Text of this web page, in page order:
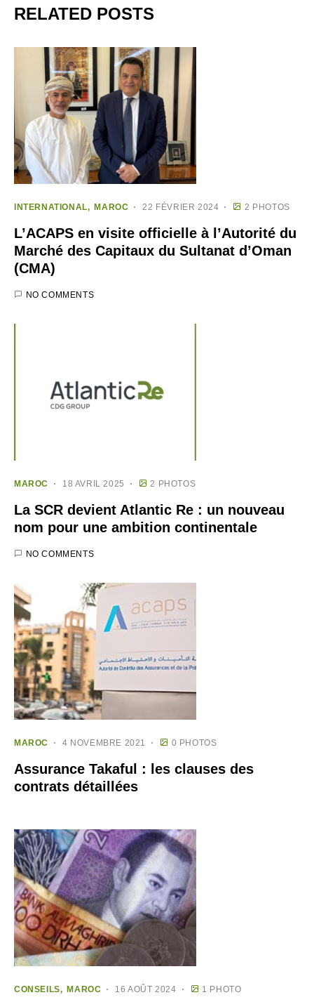
RELATED POSTS
INTERNATIONAL MAROC 22 FÉVRIER 2024 2 PHOTOS
L’ACAPS en visite officielle à l’Autorité du
Marché des Capitaux du Sultanat d’Oman
(CMA)
NO COMMENTS
MAROC 18 AVRIL 2025 2 PHOTOS
​La SCR devient Atlantic Re : un nouveau
nom pour une ambition continentale​
NO COMMENTS
MAROC 4 NOVEMBRE 2021 0 PHOTOS
Assurance Takaful : les clauses des
contrats détaillées
CONSEILS MAROC 16 AOÛT 2024 1 PHOTO